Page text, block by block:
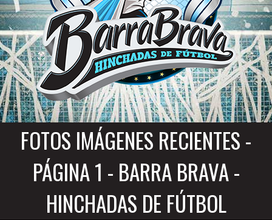
FOTOS IMÁGENES RECIENTES -
PÁGINA 1 - BARRA BRAVA -
HINCHADAS DE FÚTBOL